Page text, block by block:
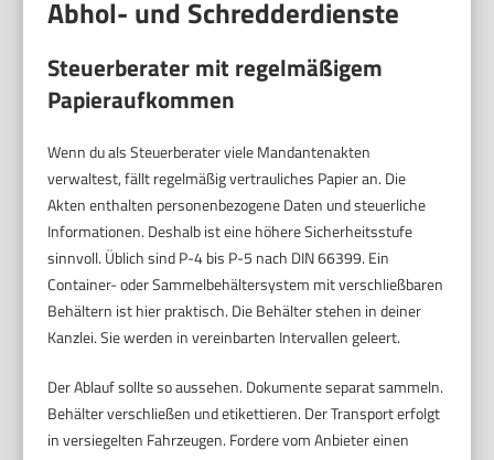
Abhol- und Schredderdienste
Steuerberater mit regelmäßigem
Papieraufkommen
Wenn du als Steuerberater viele Mandantenakten
verwaltest, fällt regelmäßig vertrauliches Papier an. Die
Akten enthalten personenbezogene Daten und steuerliche
Informationen. Deshalb ist eine höhere Sicherheitsstufe
sinnvoll. Üblich sind P-4 bis P-5 nach DIN 66399. Ein
Container- oder Sammelbehältersystem mit verschließbaren
Behältern ist hier praktisch. Die Behälter stehen in deiner
Kanzlei. Sie werden in vereinbarten Intervallen geleert.
Der Ablauf sollte so aussehen. Dokumente separat sammeln.
Behälter verschließen und etikettieren. Der Transport erfolgt
in versiegelten Fahrzeugen. Fordere vom Anbieter einen